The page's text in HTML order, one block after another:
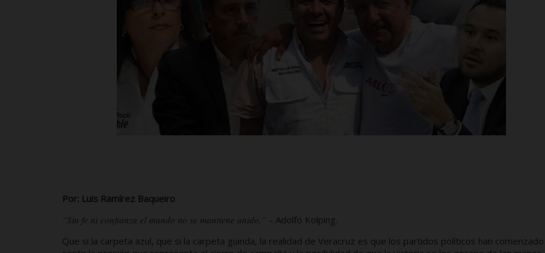
Por: Luis Ramírez Baqueiro
“Sin fe ni confianza el mundo no se mantiene unido.” – Adolfo Kolping.
Que si la carpeta azul, que si la carpeta guinda, la realidad de Veracruz es que los partidos políticos han comenzado